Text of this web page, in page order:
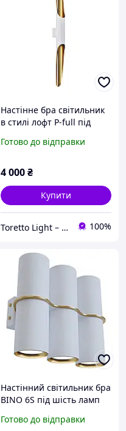
Настінне бра світильник
в стилі лофт P-full під
Готово до відправки
4 000₴
Купити
Toretto Light – Освітлення та електротовари 100%
Настінний світильник бра
BINO 6S під шість ламп
Золотий/Білий
Готово до відправки